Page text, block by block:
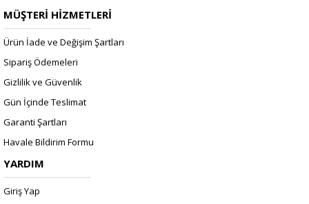
MÜŞTERİ HİZMETLERİ
Ürün İade ve Değişim Şartları
Sipariş Ödemeleri
Gizlilik ve Güvenlik
Gün İçinde Teslimat
Garanti Şartları
Havale Bildirim Formu
YARDIM
Giriş Yap